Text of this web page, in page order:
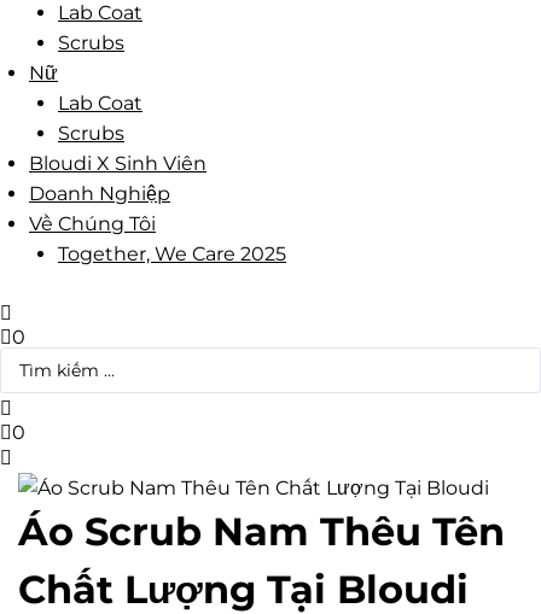
Lab Coat
Scrubs
Nữ
Lab Coat
Scrubs
Bloudi X Sinh Viên
Doanh Nghiệp
Về Chúng Tôi
Together, We Care 2025
0
Search
...
0
Áo Scrub Nam Thêu Tên
Chất Lượng Tại Bloudi